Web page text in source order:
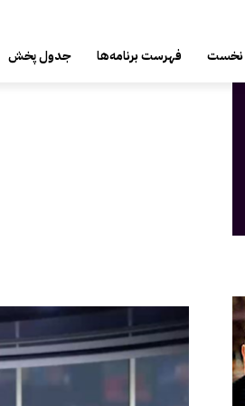
فهرست برنامه‌ها جدول پخش